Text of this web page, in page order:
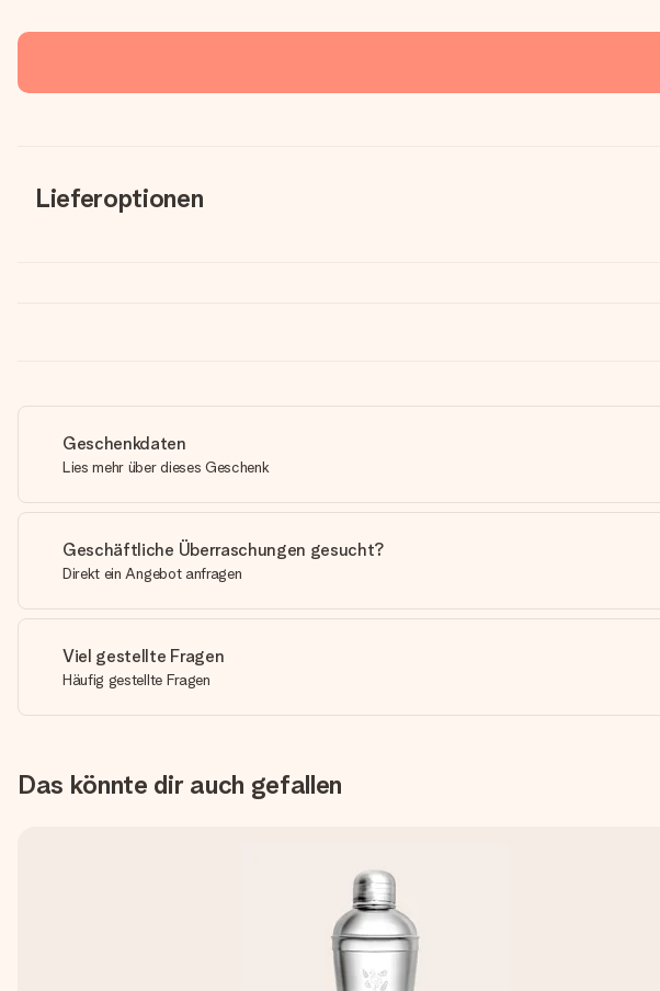
Lieferoptionen
Geschenkdaten
Lies mehr über dieses Geschenk
Geschäftliche Überraschungen gesucht?
Direkt ein Angebot anfragen
Viel gestellte Fragen
Häufig gestellte Fragen
Das könnte dir auch gefallen